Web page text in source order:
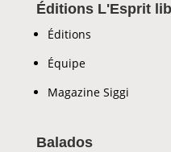
Éditions L'Esprit
Éditions
Équipe
Magazine Siggi
Balados